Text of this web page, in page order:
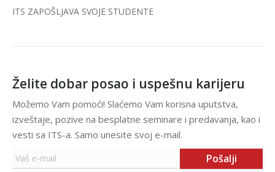
ITS ZAPOŠLJAVA SVOJE STUDENTE
Želite dobar posao i uspešnu karijeru
Možemo Vam pomoći! Slaćemo Vam korisna uputstva,
izveštaje, pozive na besplatne seminare i predavanja, kao i
vesti sa ITS-a. Samo unesite svoj e-mail.